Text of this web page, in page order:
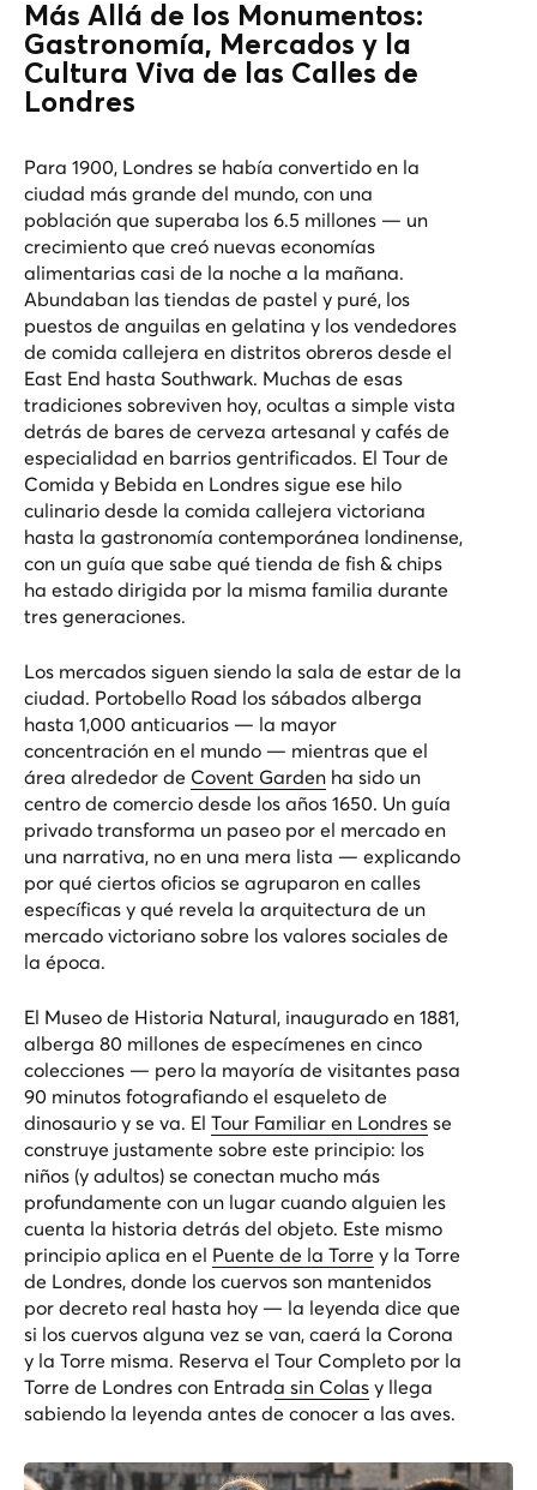
Más Allá de los Monumentos:
Gastronomía, Mercados y la
Cultura Viva de las Calles de
Londres
Para 1900, Londres se había convertido en la
ciudad más grande del mundo, con una
población que superaba los 6.5 millones — un
crecimiento que creó nuevas economías
alimentarias casi de la noche a la mañana.
Abundaban las tiendas de pastel y puré, los
puestos de anguilas en gelatina y los vendedores
de comida callejera en distritos obreros desde el
East End hasta Southwark. Muchas de esas
tradiciones sobreviven hoy, ocultas a simple vista
detrás de bares de cerveza artesanal y cafés de
especialidad en barrios gentrificados. El Tour de
Comida y Bebida en Londres sigue ese hilo
culinario desde la comida callejera victoriana
hasta la gastronomía contemporánea londinense,
con un guía que sabe qué tienda de fish & chips
ha estado dirigida por la misma familia durante
tres generaciones.
Los mercados siguen siendo la sala de estar de la
ciudad. Portobello Road los sábados alberga
hasta 1,000 anticuarios — la mayor
concentración en el mundo — mientras que el
área alrededor de Covent Garden ha sido un
centro de comercio desde los años 1650. Un guía
privado transforma un paseo por el mercado en
una narrativa, no en una mera lista — explicando
por qué ciertos oficios se agruparon en calles
específicas y qué revela la arquitectura de un
mercado victoriano sobre los valores sociales de
la época.
El Museo de Historia Natural, inaugurado en 1881,
alberga 80 millones de especímenes en cinco
colecciones — pero la mayoría de visitantes pasa
90 minutos fotografiando el esqueleto de
dinosaurio y se va. El Tour Familiar en Londres se
construye justamente sobre este principio: los
niños (y adultos) se conectan mucho más
profundamente con un lugar cuando alguien les
cuenta la historia detrás del objeto. Este mismo
principio aplica en el Puente de la Torre y la Torre
de Londres, donde los cuervos son mantenidos
por decreto real hasta hoy — la leyenda dice que
si los cuervos alguna vez se van, caerá la Corona
y la Torre misma. Reserva el Tour Completo por la
Torre de Londres con Entrada sin Colas y llega
sabiendo la leyenda antes de conocer a las aves.